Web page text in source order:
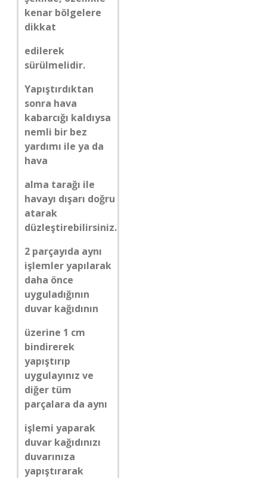
kenar bölgelere
dikkat
edilerek
sürülmelidir.
Yapıştırdıktan
sonra hava
kabarcığı kaldıysa
nemli bir bez
yardımı ile ya da
hava
alma tarağı ile
havayı dışarı doğru
atarak
düzleştirebilirsiniz.
2 parçayıda aynı
işlemler yapılarak
daha önce
uyguladığının
duvar kağıdının
üzerine 1 cm
bindirerek
yapıştırıp
uygulayınız ve
diğer tüm
parçalara da aynı
işlemi yaparak
duvar kağıdınızı
duvarınıza
yapıştırarak